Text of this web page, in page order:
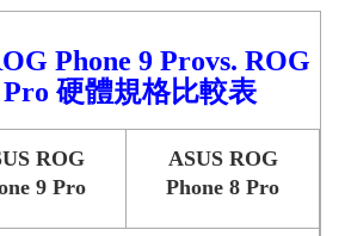
Phone 9 Provs. ROG
Pro 硬體規格比較表
ROG
9 Pro
ASUS ROG
Phone 8 Pro